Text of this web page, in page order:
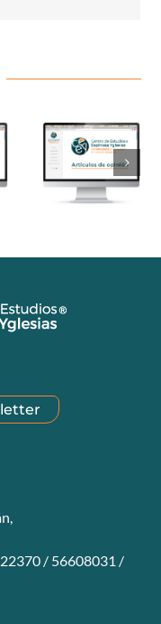
/ 56608031 /